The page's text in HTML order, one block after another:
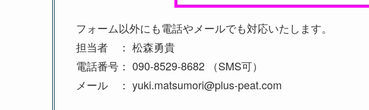
フォーム以外にも電話やメールでも対応いたします。
担当者 ： 松森勇貴
電話番号： 090-8529-8682 （SMS可）
メール ： yuki.matsumori@plus-peat.com